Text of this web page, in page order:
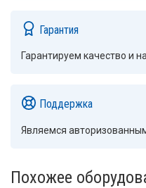
Гарантия
Гарантируем качество и
Поддержка
Являемся
Похожее